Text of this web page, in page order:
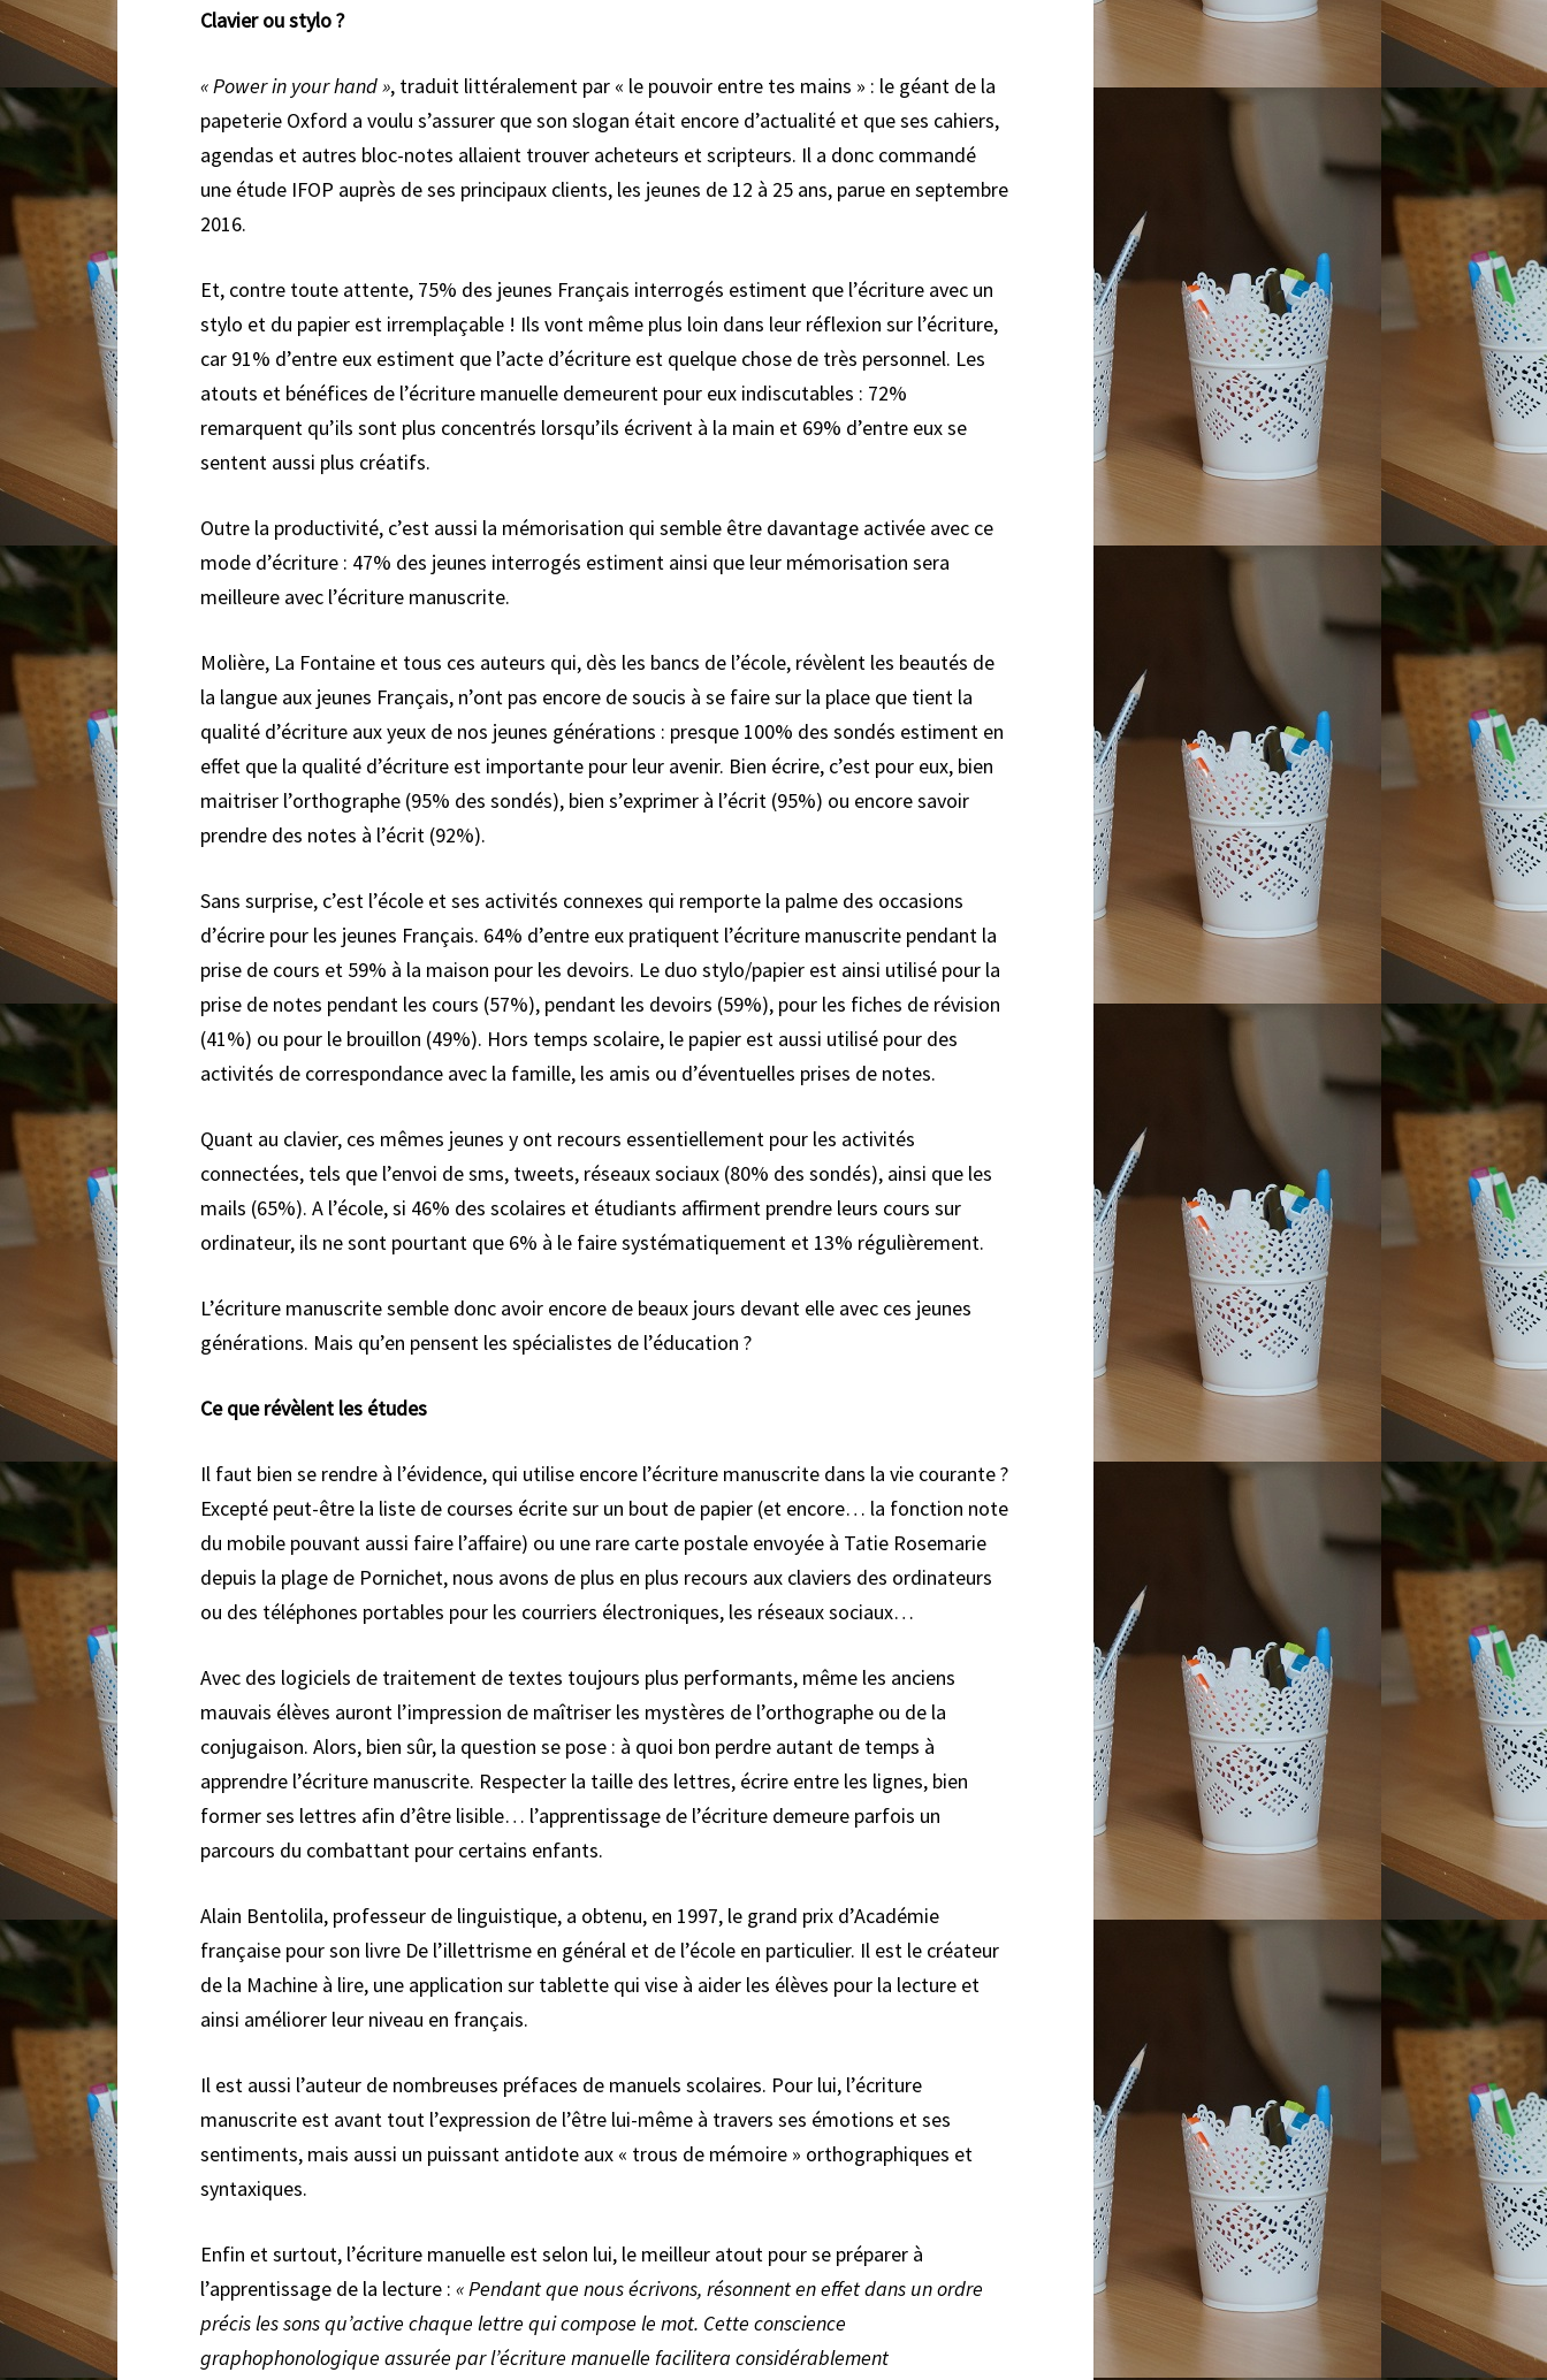
Clavier ou stylo ?
«Power in your hand», traduit littéralement par « le pouvoir entre tes mains » : le géant de la
papeterie Oxford a voulu s’assurer que son slogan était encore d’actualité et que ses cahiers,
agendas et autres bloc-notes allaient trouver acheteurs et scripteurs. Il a donc commandé
une étude IFOP auprès de ses principaux clients, les jeunes de 12 à 25 ans, parue en septembre
2016.
Et, contre toute attente, 75% des jeunes Français interrogés estiment que l’écriture avec un
stylo et du papier est irremplaçable ! Ils vont même plus loin dans leur réflexion sur l’écriture,
car 91% d’entre eux estiment que l’acte d’écriture est quelque chose de très personnel. Les
atouts et bénéfices de l’écriture manuelle demeurent pour eux indiscutables : 72%
remarquent qu’ils sont plus concentrés lorsqu’ils écrivent à la main et 69% d’entre eux se
sentent aussi plus créatifs.
Outre la productivité, c’est aussi la mémorisation qui semble être davantage activée avec ce
mode d’écriture : 47% des jeunes interrogés estiment ainsi que leur mémorisation sera
meilleure avec l’écriture manuscrite.
Molière, La Fontaine et tous ces auteurs qui, dès les bancs de l’école, révèlent les beautés de
la langue aux jeunes Français, n’ont pas encore de soucis à se faire sur la place que tient la
qualité d’écriture aux yeux de nos jeunes générations : presque 100% des sondés estiment en
effet que la qualité d’écriture est importante pour leur avenir. Bien écrire, c’est pour eux, bien
maitriser l’orthographe (95% des sondés), bien s’exprimer à l’écrit (95%) ou encore savoir
prendre des notes à l’écrit (92%).
Sans surprise, c’est l’école et ses activités connexes qui remporte la palme des occasions
d’écrire pour les jeunes Français. 64% d’entre eux pratiquent l’écriture manuscrite pendant la
prise de cours et 59% à la maison pour les devoirs. Le duo stylo/papier est ainsi utilisé pour la
prise de notes pendant les cours (57%), pendant les devoirs (59%), pour les fiches de révision
(41%) ou pour le brouillon (49%). Hors temps scolaire, le papier est aussi utilisé pour des
activités de correspondance avec la famille, les amis ou d’éventuelles prises de notes.
Quant au clavier, ces mêmes jeunes y ont recours essentiellement pour les activités
connectées, tels que l’envoi de sms, tweets, réseaux sociaux (80% des sondés), ainsi que les
mails (65%). A l’école, si 46% des scolaires et étudiants affirment prendre leurs cours sur
ordinateur, ils ne sont pourtant que 6% à le faire systématiquement et 13% régulièrement.
L’écriture manuscrite semble donc avoir encore de beaux jours devant elle avec ces jeunes
générations. Mais qu’en pensent les spécialistes de l’éducation ?
Ce que révèlent les études
Il faut bien se rendre à l’évidence, qui utilise encore l’écriture manuscrite dans la vie courante ?
Excepté peut-être la liste de courses écrite sur un bout de papier (et encore… la fonction note
du mobile pouvant aussi faire l’affaire) ou une rare carte postale envoyée à Tatie Rosemarie
depuis la plage de Pornichet, nous avons de plus en plus recours aux claviers des ordinateurs
ou des téléphones portables pour les courriers électroniques, les réseaux sociaux…
Avec des logiciels de traitement de textes toujours plus performants, même les anciens
mauvais élèves auront l’impression de maîtriser les mystères de l’orthographe ou de la
conjugaison. Alors, bien sûr, la question se pose : à quoi bon perdre autant de temps à
apprendre l’écriture manuscrite. Respecter la taille des lettres, écrire entre les lignes, bien
former ses lettres afin d’être lisible… l’apprentissage de l’écriture demeure parfois un
parcours du combattant pour certains enfants.
Alain Bentolila, professeur de linguistique, a obtenu, en 1997, le grand prix d’Académie
française pour son livre De l’illettrisme en général et de l’école en particulier. Il est le créateur
de la Machine à lire, une application sur tablette qui vise à aider les élèves pour la lecture et
ainsi améliorer leur niveau en français.
Il est aussi l’auteur de nombreuses préfaces de manuels scolaires. Pour lui, l’écriture
manuscrite est avant tout l’expression de l’être lui-même à travers ses émotions et ses
sentiments, mais aussi un puissant antidote aux « trous de mémoire » orthographiques et
syntaxiques.
Enfin et surtout, l’écriture manuelle est selon lui, le meilleur atout pour se préparer à
l’apprentissage de la lecture : «Pendant que nous écrivons, résonnent en effet dans un ordre
précis les sons qu’active chaque lettre qui compose le mot. Cette conscience
graphophonologique assurée par l’écriture manuelle facilitera considérablement